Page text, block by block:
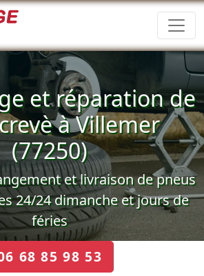
et réparation de
à Villemer
(77250)
et livraison de pneus
24/24 dimanche et jours de
féries
68 85 98 53